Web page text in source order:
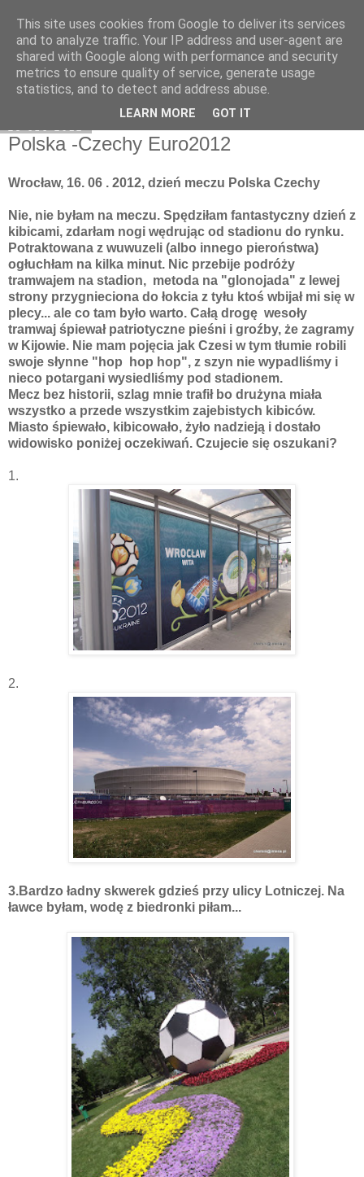
Moje miejsce
Polska -Czechy Euro2012
Wrocław, 16. 06 . 2012, dzień meczu Polska Czechy
Nie, nie byłam na meczu. Spędziłam fantastyczny dzień z
kibicami, zdarłam nogi wędrując od stadionu do rynku.
Potraktowana z wuwuzeli (albo innego pieroństwa)
ogłuchłam na kilka minut. Nic przebije podróży
tramwajem na stadion, metoda na "glonojada" z lewej
strony przygnieciona do łokcia z tyłu ktoś wbijał mi się w
plecy... ale co tam było warto. Całą drogę wesoły
tramwaj śpiewał patriotyczne pieśni i groźby, że zagramy
w Kijowie. Nie mam pojęcia jak Czesi w tym tłumie robili
swoje słynne "hop hop hop", z szyn nie wypadliśmy i
nieco potargani wysiedliśmy pod stadionem.
Mecz bez historii, szlag mnie trafił bo drużyna miała
wszystko a przede wszystkim zajebistych kibiców.
Miasto śpiewało, kibicowało, żyło nadzieją i dostało
widowisko poniżej oczekiwań. Czujecie się oszukani?
1.
2.
3.Bardzo ładny skwerek gdzieś przy ulicy Lotniczej. Na
ławce byłam, wodę z biedronki piłam...
This site uses cookies from Google to deliver its services
and to analyze traffic. Your IP address and user-agent are
shared with Google along with performance and security
metrics to ensure quality of service, generate usage
statistics, and to detect and address abuse.
LEARN MORE GOT IT